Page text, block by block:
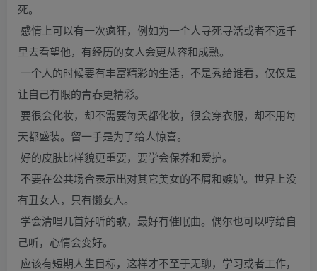
死。
感情上可以有一次疯狂，例如为一个人寻死寻活或者不远千
里去看望他，有经历的女人会更从容和成熟。
一个人的时候要有丰富精彩的生活，不是秀给谁看，仅仅是
让自己有限的青春更精彩。
要很会化妆，却不需要每天都化妆，很会穿衣服，却不用每
天都盛装。留一手是为了给人惊喜。
好的皮肤比样貌更重要，要学会保养和爱护。
不要在公共场合表示出对其它美女的不屑和嫉妒。世界上没
有丑女人，只有懒女人。
学会清唱几首好听的歌，最好有催眠曲。偶尔也可以哼给自
己听，心情会变好。
应该有短期人生目标，这样才不至于无聊，学习或者工作，